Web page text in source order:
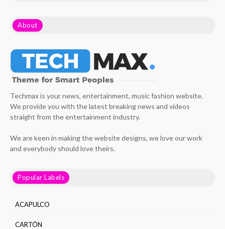
About
Techmax is your news, entertainment, music fashion website.
We provide you with the latest breaking news and videos
straight from the entertainment industry.
We are keen in making the website designs, we love our work
and everybody should love theirs.
Popular Labels
ACAPULCO
CARTÓN